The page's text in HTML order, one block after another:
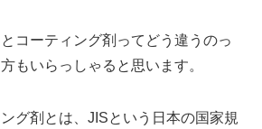
コーティング剤ってどう違うのっ
もいらっしゃると思います。
グ剤とは、JISという日本の国家規